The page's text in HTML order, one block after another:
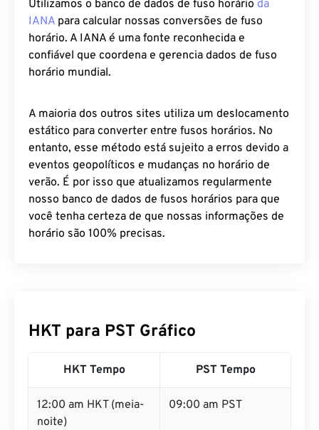
Utilizamos o banco de dados de fuso horário da
IANA para calcular nossas conversões de fuso
horário. A IANA é uma fonte reconhecida e
confiável que coordena e gerencia dados de fuso
horário mundial.
A maioria dos outros sites utiliza um deslocamento
estático para converter entre fusos horários. No
entanto, esse método está sujeito a erros devido a
eventos geopolíticos e mudanças no horário de
verão. É por isso que atualizamos regularmente
nosso banco de dados de fusos horários para que
você tenha certeza de que nossas informações de
horário são 100% precisas.
HKT para PST Gráfico
HKT Tempo PST Tempo
12:00 am HKT (meia-
noite)
09:00 am PST